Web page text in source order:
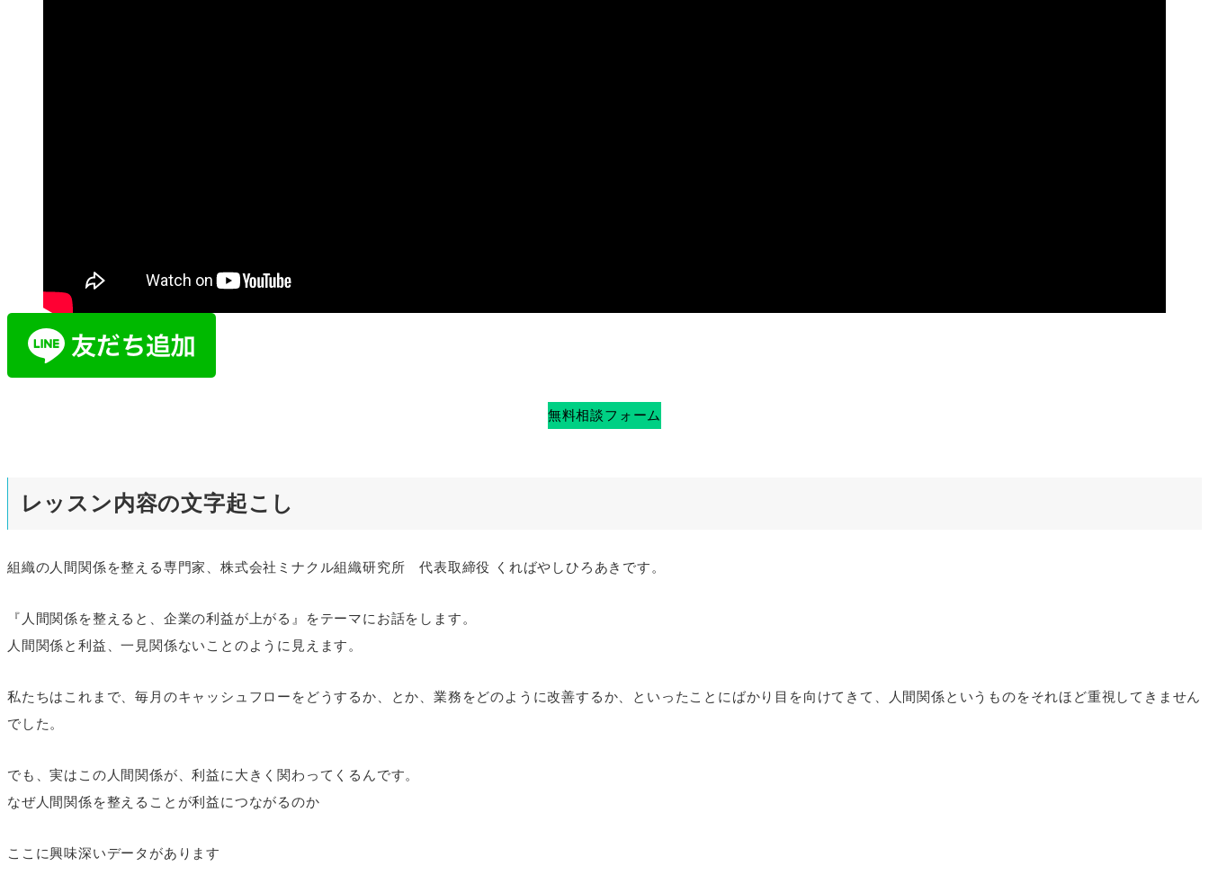
無料相談フォーム
レッスン内容の文字起こし
組織の人間関係を整える専門家、株式会社ミナクル組織研究所 代表取締役 くればやしひろあきです。
『人間関係を整えると、企業の利益が上がる』をテーマにお話をします。
人間関係と利益、一見関係ないことのように見えます。
私たちはこれまで、毎月のキャッシュフローをどうするか、とか、業務をどのように改善するか、といったことにばかり目を向けてきて、人間関係というものをそれほど重視してきません
でした。
でも、実はこの人間関係が、利益に大きく関わってくるんです。
なぜ人間関係を整えることが利益につながるのか
ここに興味深いデータがあります